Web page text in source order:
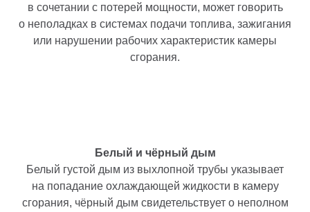
в сочетании с потерей мощности, может говорить
о неполадках в системах подачи топлива, зажигания
или нарушении рабочих характеристик камеры
сгорания.
Белый и чёрный дым
Белый густой дым из выхлопной трубы указывает
на попадание охлаждающей жидкости в камеру
сгорания, чёрный дым свидетельствует о неполном